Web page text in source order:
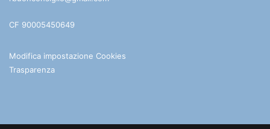
CF 90005450649
Modifica impostazione Cookies
Trasparenza